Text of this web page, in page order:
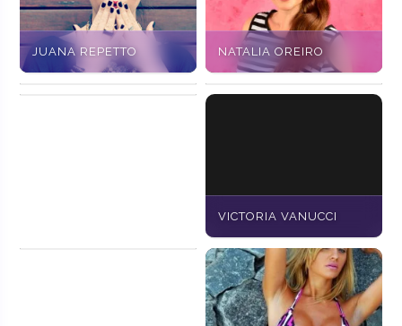
JUANA REPETTO
NATALIA OREIRO
LA FACTORIA
SONIA GODOY
VICTORIA VANUCCI